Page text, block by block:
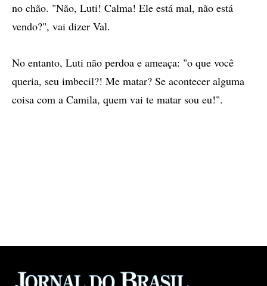
no chão. "Não, Luti! Calma! Ele está mal, não está
vendo?", vai dizer Val.
No entanto, Luti não perdoa e ameaça: "o que você
queria, seu imbecil?! Me matar? Se acontecer alguma
coisa com a Camila, quem vai te matar sou eu!".